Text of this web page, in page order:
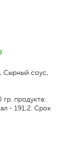
Сырный соус,
гр. продукта:
- 191,2. Срок